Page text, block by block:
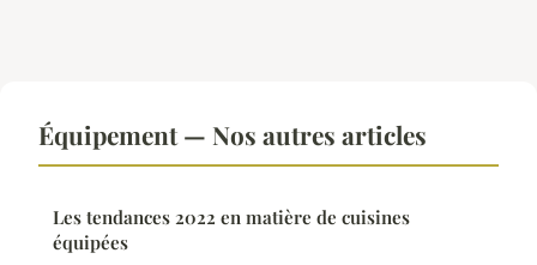
Équipement — Nos autres articles
Les tendances 2022 en matière de cuisines
équipées